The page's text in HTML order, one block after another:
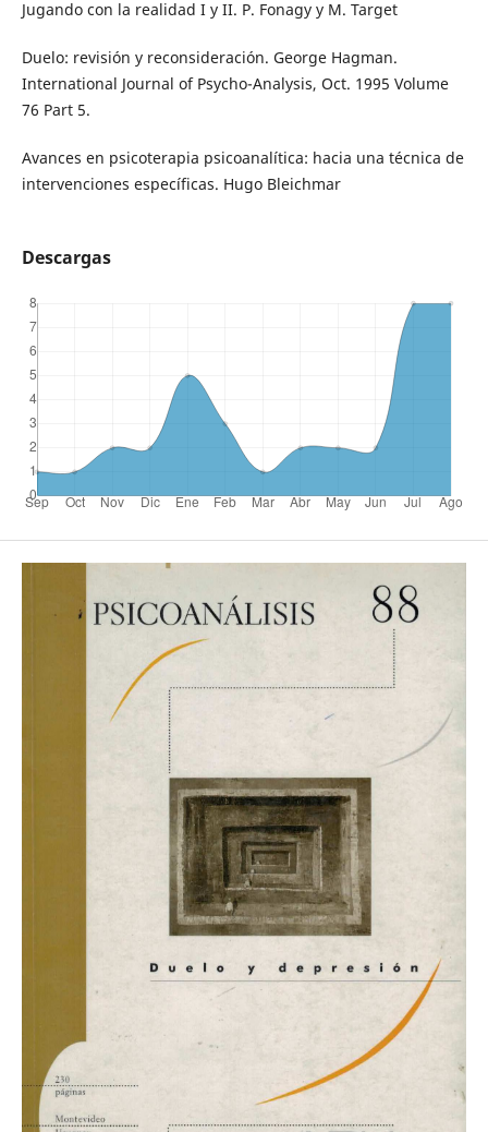
Jugando con la realidad I y II. P. Fonagy y M. Target
Duelo: revisión y reconsideración. George Hagman.
International Journal of Psycho-Analysis, Oct. 1995 Volume
76 Part 5.
Avances en psicoterapia psicoanalítica: hacia una técnica de
intervenciones específicas. Hugo Bleichmar
Descargas